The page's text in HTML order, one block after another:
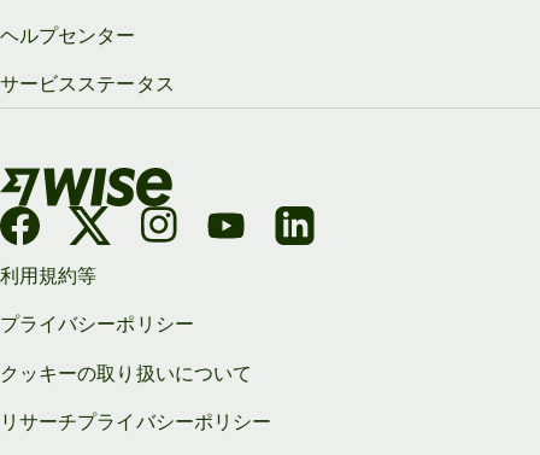
ヘルプセンター
サービスステータス
利用規約等
プライバシーポリシー
クッキーの取り扱いについて
リサーチプライバシーポリシー